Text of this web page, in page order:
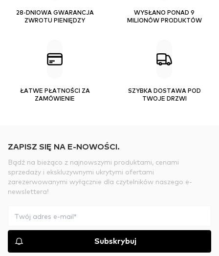
28-DNIOWA GWARANCJA
ZWROTU PIENIĘDZY
WYSŁANO PONAD 9
MILIONÓW PRODUKTÓW
ŁATWE PŁATNOŚCI ZA
ZAMÓWIENIE
SZYBKA DOSTAWA POD
TWOJE DRZWI
ZAPISZ SIĘ NA E-NOWOŚCI.
Bądź na bieżąco z najnowszymi produktami, cenami
sprzedaży i ekskluzywnymi ukrytymi ofertami
zarezerwowanymi wyłącznie dla czytelników naszego e-
newslettera!
Subskrybuj